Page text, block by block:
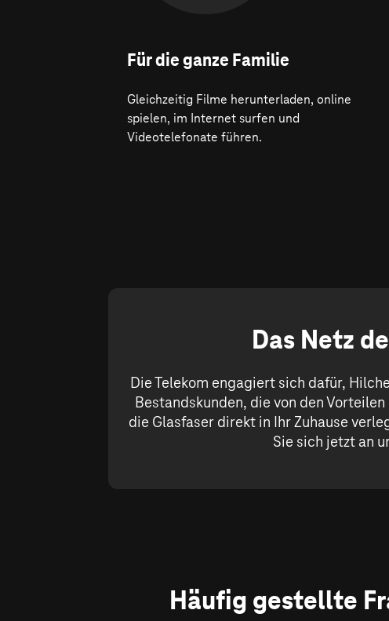
Für die ganze Familie
Gleichzeitig Filme herunterladen, online
spielen, im Internet surfen und
Videotelefonate führen.
Das Netz
Die Telekom engagiert sich dafür,
Bestandskunden, die von den
die Glasfaser direkt in Ihr Zuhause
Sie sich jetzt an
Häufig gestellte